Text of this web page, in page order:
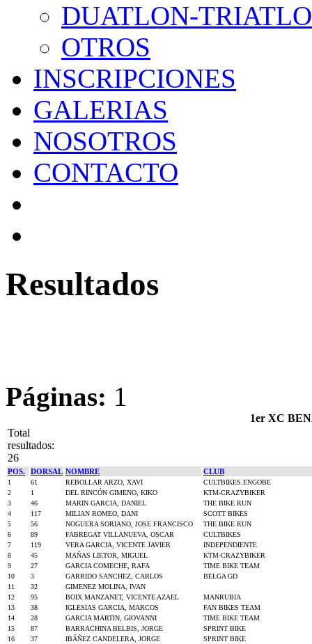
DUATLON-
OTROS
INSCRIPCIONES
GALERIAS
NOSOTROS
CONTACTO
Resultados
Páginas: 1
1er XC
Total
resultados:
26
POS. DORSAL NOMBRE CLUB
1 61 REBOLLAR ARZO, XAVI
CULTBIKES.ENGOBE
2
1 DEL RINCÓN GIMENO, KIKO
KTM-CRAZYBIKER
3
46 MARIN GARCIA, DANIEL
THE BIKE RUN
4
117 MILIAN ROMEO, DANI
SCOTT BIKES
5
56 NOGUERA SORIANO, JOSE FRANCISCO
THE BIKE RUN
6
89 FABREGAT VILLANUEVA, OSCAR
CULTBIKES
7
119 VERA GARCIA, VICENTE JAVIER
INDEPENDIENTE
8
45 MAÑAS LIETOR, MIGUEL
KTM-CRAZYBIKER
9
27 GARCIA COMECHE, RAFA
TIME BIKE TEAM
10
3 GARRIDO SANCHEZ, CARLOS
BELGA GD
11
32
GIMENEZ MOLINA, IVAN
12
95 BOIX MANZANET, VICENTE AZAEL
MANRUBIA
13
38 IGLESIAS GARCIA, MARCOS
FAN BIKES TEAM
14
28 GARCIA MARTIN, GIOVANNI
TIME BIKE TEAM
15
87 BARRACHINA BELBIS, JORGE
SPRINT BIKE
16
37 IBÁÑEZ CANDELERA, JORGE
SPRINT BIKE